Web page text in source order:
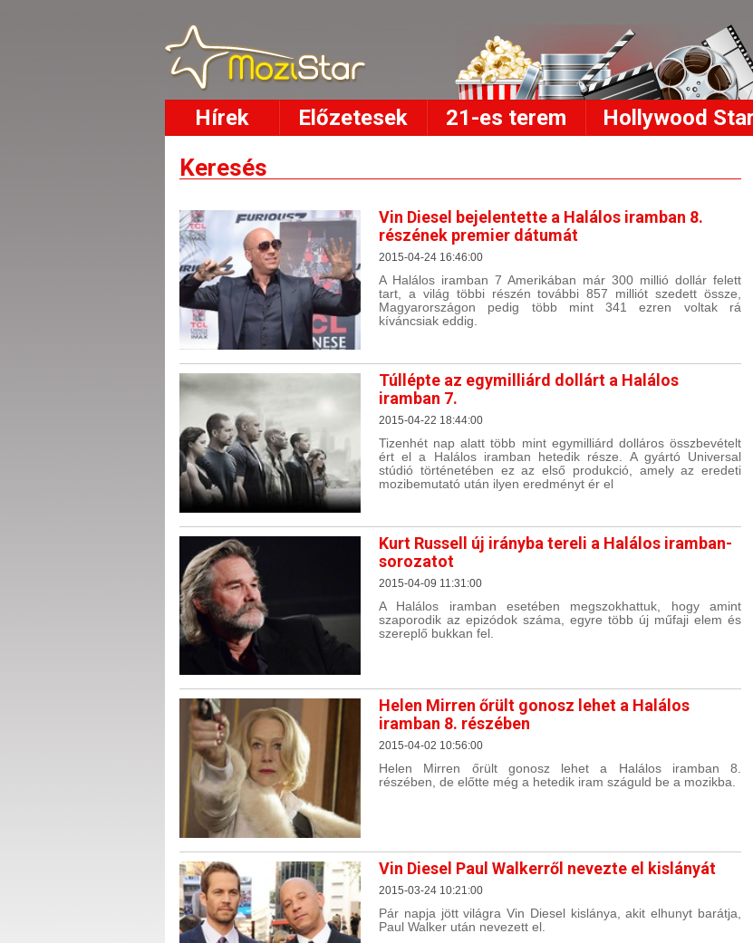
Hírek Előzetesek 21-es terem Hollywood
Keresés
Vin Diesel bejelentette a Halálos iramban 8.
részének premier dátumát
2015-04-24 16:46:00
A Halálos iramban 7 Amerikában már 300 millió dollár felett
tart, a világ többi részén további 857 milliót szedett össze,
Magyarországon pedig több mint 341 ezren voltak rá
kíváncsiak eddig.
Túllépte az egymilliárd dollárt a Halálos
iramban 7.
2015-04-22 18:44:00
Tizenhét nap alatt több mint egymilliárd dolláros összbevételt
ért el a Halálos iramban hetedik része. A gyártó Universal
stúdió történetében ez az első produkció, amely az eredeti
mozibemutató után ilyen eredményt ér el
Kurt Russell új irányba tereli a Halálos iramban-
sorozatot
2015-04-09 11:31:00
A Halálos iramban esetében megszokhattuk, hogy amint
szaporodik az epizódok száma, egyre több új műfaji elem és
szereplő bukkan fel.
Helen Mirren őrült gonosz lehet a Halálos
iramban 8. részében
2015-04-02 10:56:00
Helen Mirren őrült gonosz lehet a Halálos iramban 8.
részében, de előtte még a hetedik iram száguld be a mozikba.
Vin Diesel Paul Walkerről nevezte el kislányát
2015-03-24 10:21:00
Pár napja jött világra Vin Diesel kislánya, akit elhunyt barátja,
Paul Walker után nevezett el.